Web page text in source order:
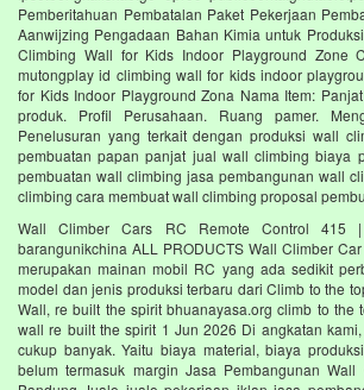
Pemberitahuan Pembatalan Paket Pekerjaan
Aanwijzing Pengadaan Bahan Kimia untuk
Climbing Wall for Kids Indoor Playground Zone
mutongplay id climbing wall for kids indoor
for Kids Indoor Playground Zona Nama Item:
produk. Profil Perusahaan. Ruang pamer.
Penelusuran yang terkait dengan produksi wall
pembuatan papan panjat jual wall climbing biaya
pembuatan wall climbing jasa pembangunan wall
climbing cara membuat wall climbing proposal
Wall Climber Cars RC Remote Control 415
barangunikchina ALL PRODUCTS Wall Climber
merupakan mainan mobil RC yang ada sedikit
model dan jenis produksi terbaru dari Climb to the
Wall, re built the spirit bhuanayasa.org climb to the
wall re built the spirit 1 Jun 2026 Di angkatan
cukup banyak. Yaitu biaya material, biaya
belum termasuk margin Jasa Pembangunan